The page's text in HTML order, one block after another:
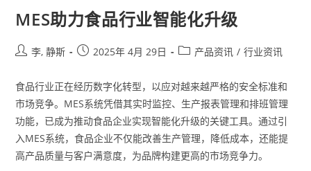
MES助力食品行业智能化升级
李, 静斯 2025年 4月 29日 产品资讯 / 行业资讯
食品行业正在经历数字化转型，以应对越来越严格的安全标准和
市场竞争。MES系统凭借其实时监控、生产报表管理和排班管理
功能，已成为推动食品企业实现智能化升级的关键工具。通过引
入MES系统，食品企业不仅能改善生产管理，降低成本，还能提
高产品质量与客户满意度，为品牌构建更高的市场竞争力。